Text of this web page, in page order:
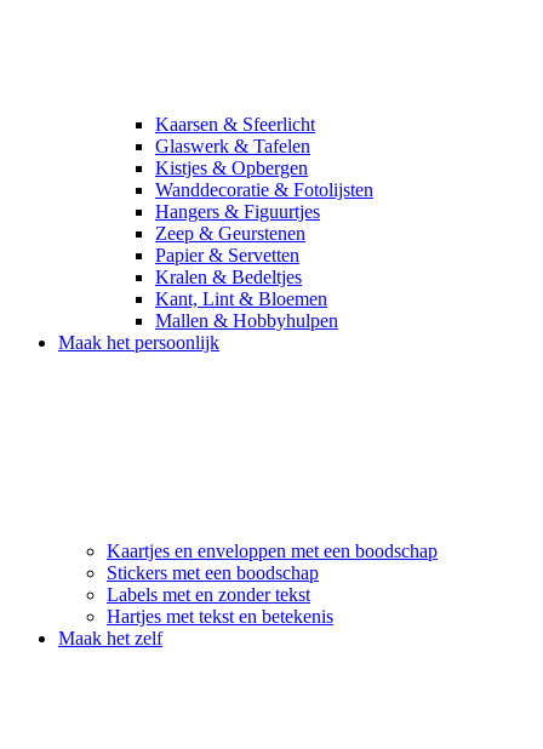
Kaarsen & Sfeerlicht
Glaswerk & Tafelen
Kistjes & Opbergen
Wanddecoratie & Fotolijsten
Hangers & Figuurtjes
Zeep & Geurstenen
Papier & Servetten
Kralen & Bedeltjes
Kant, Lint & Bloemen
Mallen & Hobbyhulpen
Maak het persoonlijk
Kaartjes en enveloppen met een boodschap
Stickers met een boodschap
Labels met en zonder tekst
Hartjes met tekst en betekenis
Maak het zelf